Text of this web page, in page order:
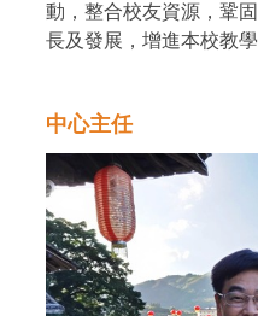
動，整合校友資源，鞏
長及發展，增進本校教
中心主任